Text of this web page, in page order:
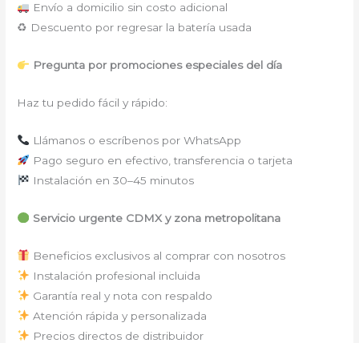
Envío a domicilio sin costo adicional
♻ Descuento por regresar la batería usada
Pregunta por promociones especiales del día
Haz tu pedido fácil y rápido:
Llámanos o escríbenos por WhatsApp
Pago seguro en efectivo, transferencia o tarjeta
Instalación en 30–45 minutos
Servicio urgente CDMX y zona metropolitana
Beneficios exclusivos al comprar con nosotros
Instalación profesional incluida
Garantía real y nota con respaldo
Atención rápida y personalizada
Precios directos de distribuidor